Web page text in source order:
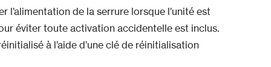
l’alimentation de la serrure lorsque l’unité est
éviter toute activation accidentelle est inclus.
à l’aide d’une clé de réinitialisation